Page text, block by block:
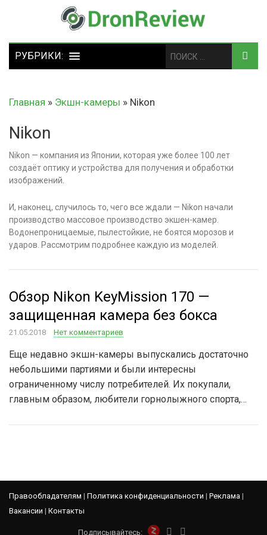
Главная » Экшн-камеры » Nikon
Nikon
Nikon — компания из Японии, которая уже более 100 лет
создаёт оптику и устройства для получения и обработки
изображений.
И, наконец, случилось то, чего все ждали — Nikon начали
производство массовое производство экшен-камер.
Водонепроницаемые, пылестойкие, не боятся морозов и
ударов. Рассмотрим подробнее каждую из моделей.
Обзор Nikon KeyMission 170 —
защищенная камера без бокса
21.05.2018 Нет комментариев
Еще недавно экшн-камеры выпускались достаточно
небольшими партиями и были интересны
ограниченному числу потребителей. Их покупали,
главным образом, любители горнолыжного спорта,…
Правообладателям | Политика конфиденциальности | Реклама |
Вакансии | Контакты
Подписывайтесь: